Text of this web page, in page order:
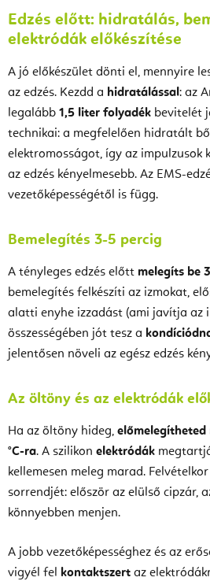
Edzés előtt: hidratálás,
elektródák előkészítése
A jó előkészület dönti el, mennyire
az edzés. Kezdd a hidratálással: az
legalább 1,5 liter folyadék bevitelét
technikai: a megfelelően hidratált
elektromosságot, így az impulzusok
az edzés kényelmesebb. Az EMS-
vezetőképességétől is függ.
Bemelegítés 3-5 percig
A tényleges edzés előtt melegíts be
bemelegítés felkészíti az izmokat,
alatti enyhe izzadást (ami javítja az
összességében jót tesz a
jelentősen növeli az egész edzés
Az öltöny és az elektródák
Ha az öltöny hideg,
°C-ra. A szilikon elektródák
kellemesen meleg marad.
sorrendjét: először az elülső cipzár,
könnyebben menjen.
A jobb vezetőképességhez és az
vigyél fel kontaktszert az